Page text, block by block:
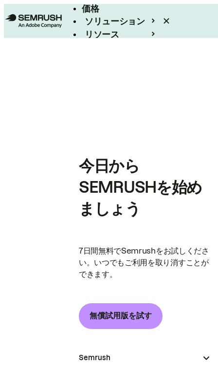
価格
ソリューション
リソース
今日から
SEMRUSHを始め
ましょう
7日間無料でSemrushをお試しくださ
い。いつでもご利用を取り消すことが
できます。
無償試用版を試す
Semrush